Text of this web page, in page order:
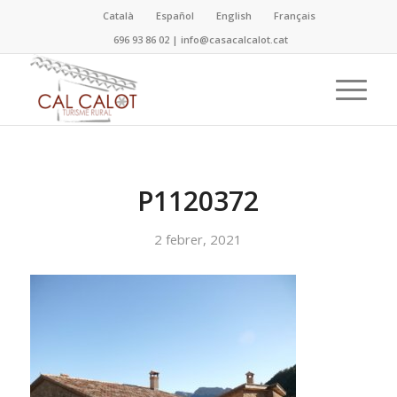
Català Español English
Français
696 93 86 02 |info@casacalcalot.cat
P1120372
2 febrer, 2021